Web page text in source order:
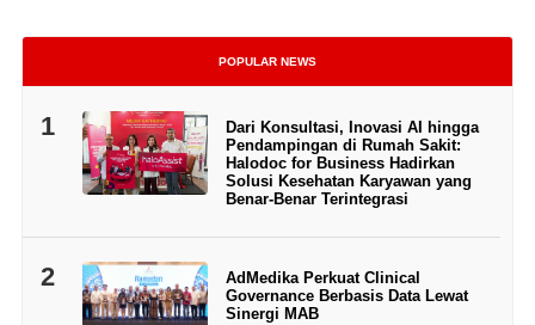
POPULAR NEWS
1
Dari Konsultasi, Inovasi AI hingga
Pendampingan di Rumah Sakit:
Halodoc for Business Hadirkan
Solusi Kesehatan Karyawan yang
Benar-Benar Terintegrasi
2
AdMedika Perkuat Clinical
Governance Berbasis Data Lewat
Sinergi MAB